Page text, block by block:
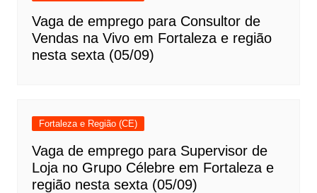
Vaga de emprego para Consultor de
Vendas na Vivo em Fortaleza e região
nesta sexta (05/09)
Fortaleza e Região (CE)
Vaga de emprego para Supervisor de
Loja no Grupo Célebre em Fortaleza e
região nesta sexta (05/09)